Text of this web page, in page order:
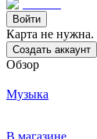
Войти
Карта не
Создать аккаунт
Обзор
Музыка
В магазине